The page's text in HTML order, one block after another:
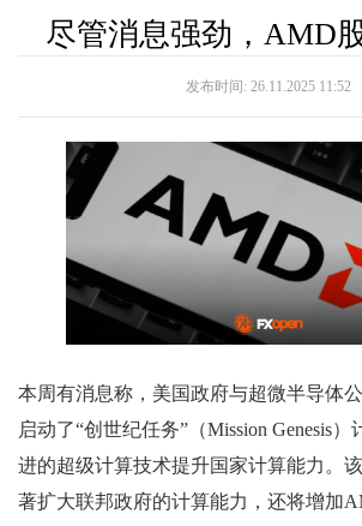
尽管消息强劲，AMD
发布时间: 26.11.2025 11:52
本周有消息称，美国政府与超微半导体
启动了“创世纪任务”（Mission Genesis
进的超级计算技术提升国家计算能力。
著扩大联邦政府的计算能力，还将增加